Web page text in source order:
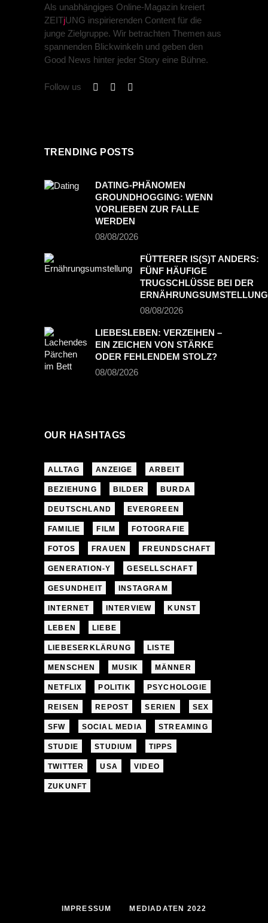
Als unabhängiges Online-Magazin kreiert
ZEITjUNG inspirierenden Content für die
junge Zielgruppe. Wir betrachten Themen aus
spannenden Blickwinkeln und geben den
Good News hinter jeder Story eine Bühne.
Follow us
TRENDING POSTS
DATING-PHÄNOMEN
GROUNDHOGGING: WENN
VORLIEBEN ZUR FALLE
WERDEN
08/08/2026
FÜTTERER IS(S)T ANDERS:
FÜNF HÄUFIGE
TRUGSCHLÜSSE BEI DER
ERNÄHRUNGSUMSTELLUNG
08/08/2026
LIEBESLEBEN: VERZEIHEN –
EIN ZEICHEN VON STÄRKE
ODER FEHLENDEM STOLZ?
08/08/2026
OUR HASHTAGS
ALLTAG ANZEIGE ARBEIT
BEZIEHUNG BILDER BURDA
DEUTSCHLAND EVERGREEN
FAMILIE FILM FOTOGRAFIE
FOTOS FRAUEN FREUNDSCHAFT
GENERATION-Y GESELLSCHAFT
GESUNDHEIT INSTAGRAM
INTERNET INTERVIEW KUNST
LEBEN LIEBE
LIEBESERKLÄRUNG LISTE
MENSCHEN MUSIK MÄNNER
NETFLIX POLITIK PSYCHOLOGIE
REISEN REPOST SERIEN SEX
SFW SOCIAL MEDIA STREAMING
STUDIE STUDIUM TIPPS
TWITTER USA VIDEO
ZUKUNFT
IMPRESSUM MEDIADATEN 2022